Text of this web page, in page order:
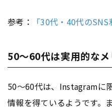
参考： 「30代・40代の
50〜60代は実用的な
50〜60代は、Instagramに
情報を得ているようです。